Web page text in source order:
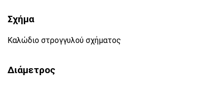
Σχήμα
Καλώδιο στρογγυλού σχήματος
Διάμετρος